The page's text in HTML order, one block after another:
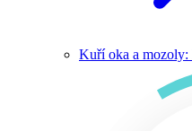
Kuří oka a mozoly: